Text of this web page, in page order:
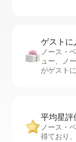
ゲストに
ノース・
ュー、ノ
がゲスト
平均星評
ノース・
得ており